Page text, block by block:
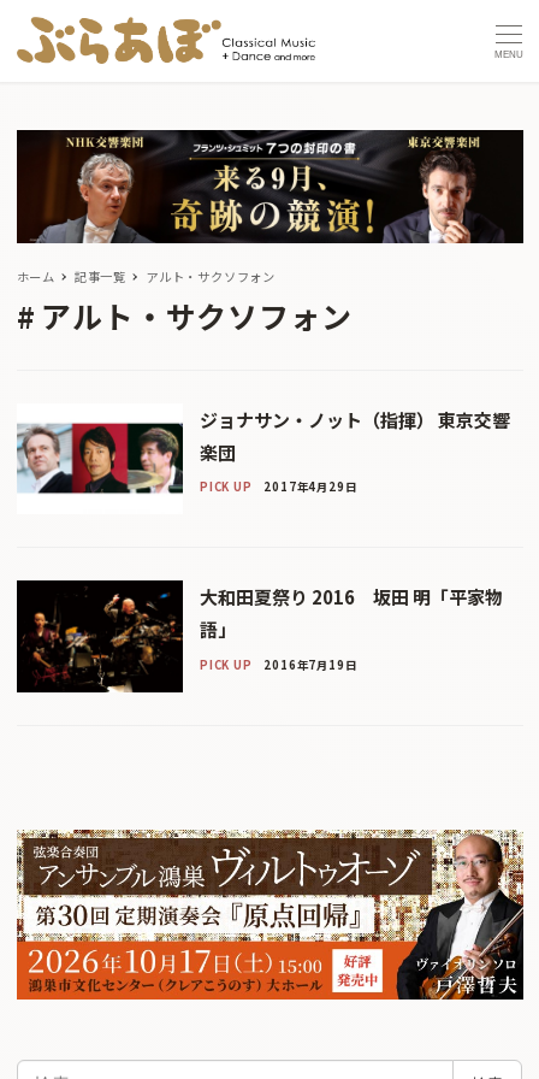
MENU
ホーム 記事一覧 アルト・サクソフォン
アルト・サクソフォン
ジョナサン・ノット（指揮） 東京交響
楽団
PICK UP 2017年4月29日
大和田夏祭り 2016 坂田 明「平家物
語」
PICK UP 2016年7月19日
検